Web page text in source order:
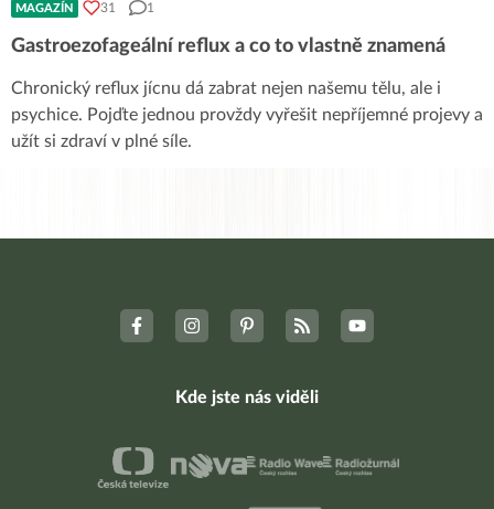
MAGAZÍN 31 1
Gastroezofageální reflux a co to vlastně znamená
Chronický reflux jícnu dá zabrat nejen našemu tělu, ale i
psychice. Pojďte jednou provždy vyřešit nepříjemné projevy a
užít si zdraví v plné síle.
Kde jste nás viděli